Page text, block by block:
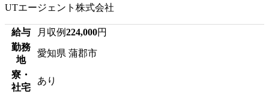
UTエージェント株式会社
給与 月収例224,000円
勤務
地
愛知県 蒲郡市
寮・
社宅
あり